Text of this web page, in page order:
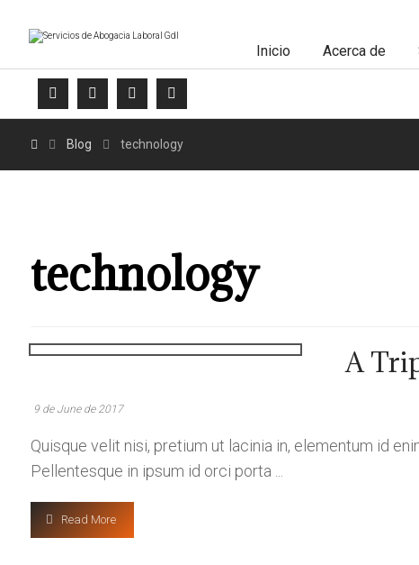
Inicio Acerca de
Blog technology
technology
A
9 de June de 2017
Quisque velit nisi, pretium ut lacinia in, elementum id
Pellentesque in ipsum id orci porta ...
Read More